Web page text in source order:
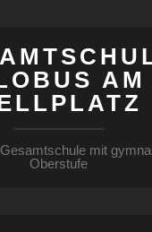
AM
mit
Oberstufe